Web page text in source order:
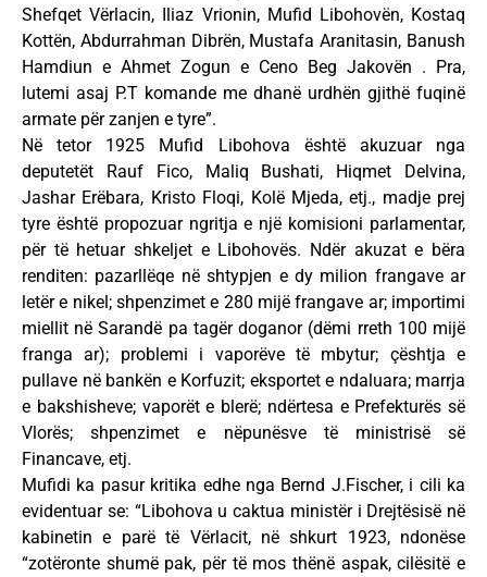
Shefqet Vërlacin, Iliaz Vrionin, Mufid Libohovën, Kostaq
Kottën, Abdurrahman Dibrën, Mustafa Aranitasin, Banush
Hamdiun e Ahmet Zogun e Ceno Beg Jakovën . Pra,
lutemi asaj P.T komande me dhanë urdhën gjithë fuqinë
armate për zanjen e tyre”.
Në tetor 1925 Mufid Libohova është akuzuar nga
deputetët Rauf Fico, Maliq Bushati, Hiqmet Delvina,
Jashar Erëbara, Kristo Floqi, Kolë Mjeda, etj., madje prej
tyre është propozuar ngritja e një komisioni parlamentar,
për të hetuar shkeljet e Libohovës. Ndër akuzat e bëra
renditen: pazarllëqe në shtypjen e dy milion frangave ar
letër e nikel; shpenzimet e 280 mijë frangave ar; importimi
miellit në Sarandë pa tagër doganor (dëmi rreth 100 mijë
franga ar); problemi i vaporëve të mbytur; çështja e
pullave në bankën e Korfuzit; eksportet e ndaluara; marrja
e bakshisheve; vaporët e blerë; ndërtesa e Prefekturës së
Vlorës; shpenzimet e nëpunësve të ministrisë së
Financave, etj.
Mufidi ka pasur kritika edhe nga Bernd J.Fischer, i cili ka
evidentuar se: “Libohova u caktua ministër i Drejtësisë në
kabinetin e parë të Vërlacit, në shkurt 1923, ndonëse
“zotëronte shumë pak, për të mos thënë aspak, cilësitë e